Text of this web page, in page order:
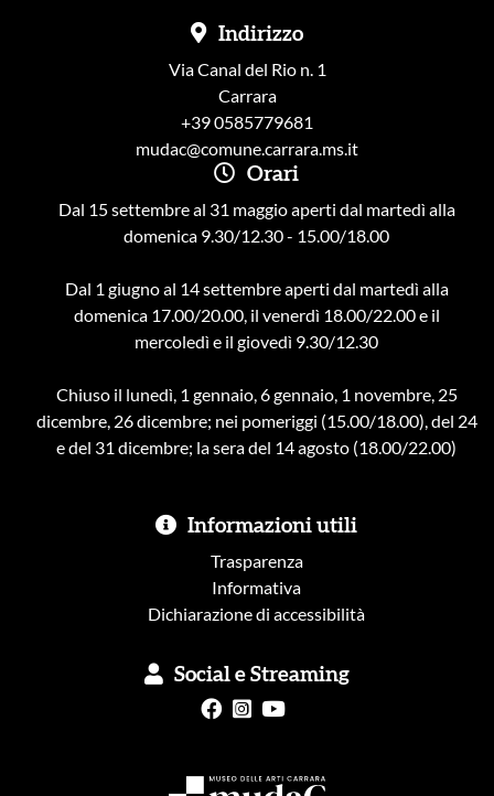
Indirizzo
Via Canal del Rio n. 1
Carrara
+39 0585779681
mudac@comune.carrara.ms.it
Orari
Dal 15 settembre al 31 maggio aperti dal martedì alla
domenica 9.30/12.30 - 15.00/18.00
Dal 1 giugno al 14 settembre aperti dal martedì alla
domenica 17.00/20.00, il venerdì 18.00/22.00 e il
mercoledì e il giovedì 9.30/12.30
Chiuso il lunedì, 1 gennaio, 6 gennaio, 1 novembre, 25
dicembre, 26 dicembre; nei pomeriggi (15.00/18.00), del 24
e del 31 dicembre; la sera del 14 agosto (18.00/22.00)
Informazioni utili
Trasparenza
Informativa
Dichiarazione di accessibilità
Social e Streaming